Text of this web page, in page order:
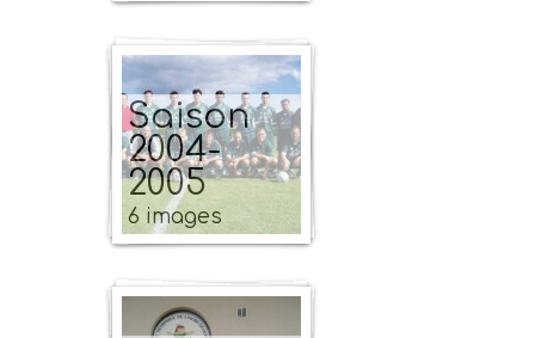
Saison
2004-
2005
6 images